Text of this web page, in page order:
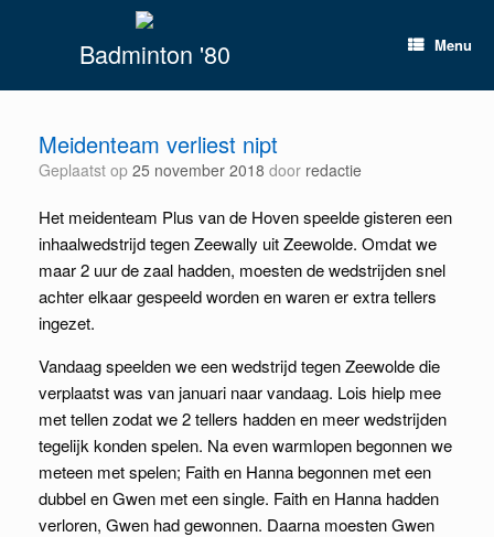
Badminton '80 Menu
Meidenteam verliest nipt
Geplaatst op 25 november 2018 door redactie
Het meidenteam Plus van de Hoven speelde gisteren een
inhaalwedstrijd tegen Zeewally uit Zeewolde. Omdat we
maar 2 uur de zaal hadden, moesten de wedstrijden snel
achter elkaar gespeeld worden en waren er extra tellers
ingezet.
Vandaag speelden we een wedstrijd tegen Zeewolde die
verplaatst was van januari naar vandaag. Lois hielp mee
met tellen zodat we 2 tellers hadden en meer wedstrijden
tegelijk konden spelen. Na even warmlopen begonnen we
meteen met spelen; Faith en Hanna begonnen met een
dubbel en Gwen met een single. Faith en Hanna hadden
verloren, Gwen had gewonnen. Daarna moesten Gwen